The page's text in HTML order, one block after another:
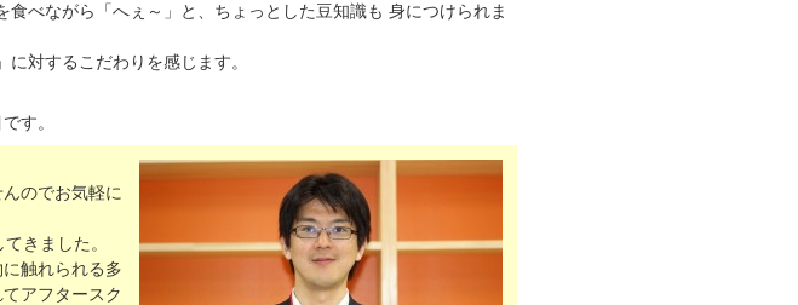
べながら「へぇ～」と、ちょっとした豆知識も 身につけられま
対するこだわりを感じます。
す。
のでお気軽に
きました。
触れられる多
アフタースク